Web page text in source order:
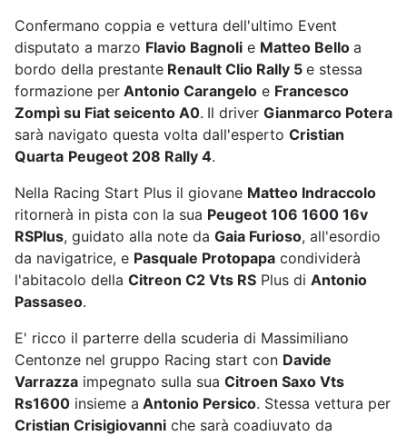
Confermano coppia e vettura dell'ultimo Event
disputato a marzo Flavio Bagnoli e Matteo Bello a
bordo della prestante Renault Clio Rally 5 e stessa
formazione per Antonio Carangelo e Francesco
Zompì su Fiat seicento A0. Il driver Gianmarco Potera
sarà navigato questa volta dall'esperto Cristian
Quarta Peugeot 208 Rally 4.
Nella Racing Start Plus il giovane Matteo Indraccolo
ritornerà in pista con la sua Peugeot 106 1600 16v
RSPlus, guidato alla note da Gaia Furioso, all'esordio
da navigatrice, e Pasquale Protopapa condividerà
l'abitacolo della Citreon C2 Vts RS Plus di Antonio
Passaseo.
E' ricco il parterre della scuderia di Massimiliano
Centonze nel gruppo Racing start con Davide
Varrazza impegnato sulla sua Citroen Saxo Vts
Rs1600 insieme a Antonio Persico. Stessa vettura per
Cristian Crisigiovanni che sarà coadiuvato da